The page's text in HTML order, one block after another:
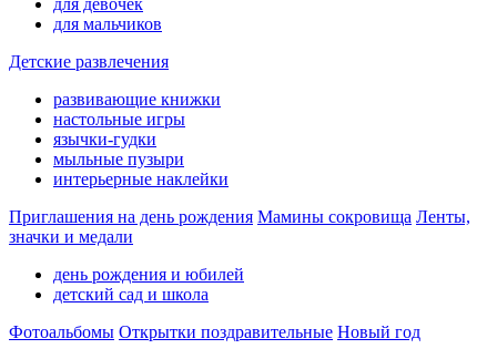
для девочек
для мальчиков
Детские развлечения
развивающие книжки
настольные игры
язычки-гудки
мыльные пузыри
интерьерные наклейки
Приглашения на день рождения Мамины сокровища Ленты,
значки и медали
день рождения и юбилей
детский сад и школа
Фотоальбомы Открытки поздравительные Новый год